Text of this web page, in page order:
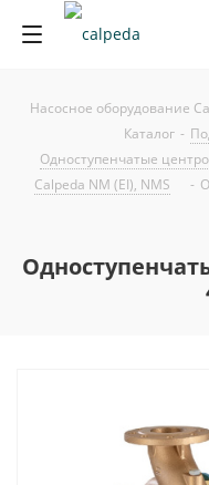
Насосное оборудование
Каталог -
Одноступенчатые
Calpeda NM (EI), NMS
-